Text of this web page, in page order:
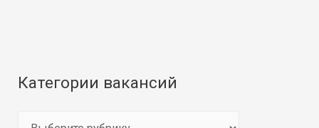
Категории вакансий